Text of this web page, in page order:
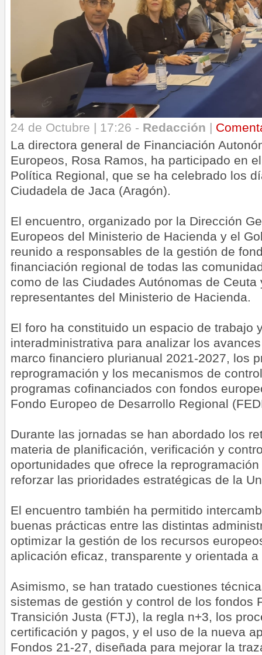
24 de Octubre | 17:26 - Redacción |
La directora general de Financiación
Europeos, Rosa Ramos, ha participado en
Política Regional, que se ha celebrado los
Ciudadela de Jaca (Aragón).
El encuentro, organizado por la Dirección
Europeos del Ministerio de Hacienda y el
reunido a responsables de la gestión de
financiación regional de todas las
como de las Ciudades Autónomas de
representantes del Ministerio de Hacienda.
El foro ha constituido un espacio de trabajo
interadministrativa para analizar los
marco financiero plurianual 2021-2027, los
reprogramación y los mecanismos de
programas cofinanciados con fondos
Fondo Europeo de Desarrollo Regional
Durante las jornadas se han abordado los
materia de planificación, verificación y
oportunidades que ofrece la
reforzar las prioridades estratégicas de la
El encuentro también ha permitido
buenas prácticas entre las distintas
optimizar la gestión de los recursos
aplicación eficaz, transparente y orientada
Asimismo, se han tratado cuestiones
sistemas de gestión y control de los fondos
Transición Justa (FTJ), la regla n+3, los
certificación y pagos, y el uso de la nueva
Fondos 21-27, diseñada para mejorar la